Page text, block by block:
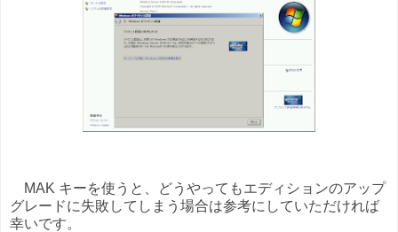
MAK キーを使うと、どうやってもエディションのアップ
グレードに失敗してしまう場合は参考にしていただければ
幸いです。